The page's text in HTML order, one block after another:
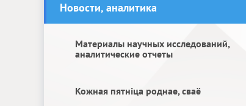
Новости, аналитика
Материалы научных исследований,
аналитические отчеты
Кожная пятніца роднае, сваё